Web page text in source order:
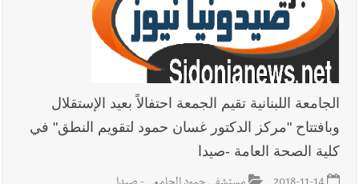
أخبار لبنان مقدمات نشرات الأخبار المسائية في لبنان ليوم
الخميس 6-8-2026
الجامعة اللبنانية تقيم الجمعة احتفالاً بعيد الإستقلال
وبافتتاح "مركز الدكتور غسان حمود لتقويم النطق" في
كلية الصحة العامة -صيدا